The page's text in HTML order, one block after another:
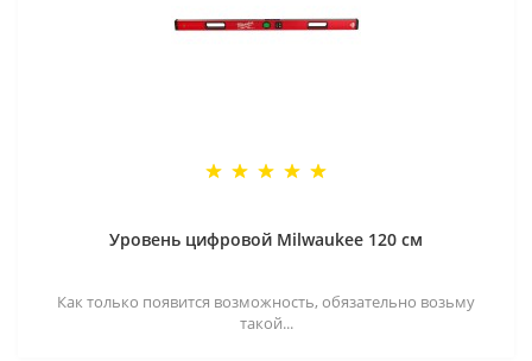
Уровень цифровой Milwaukee 120 см
Как только появится возможность, обязательно возьму
такой...